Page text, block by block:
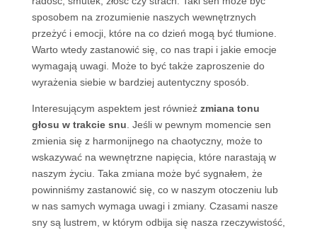
sposobem na zrozumienie naszych wewnętrznych
przeżyć i emocji, które na co dzień mogą być tłumione.
Warto wtedy zastanowić się, co nas trapi i jakie emocje
wymagają uwagi. Może to być także zaproszenie do
wyrażenia siebie w bardziej autentyczny sposób.
Interesującym aspektem jest również zmiana tonu
głosu w trakcie snu . Jeśli w pewnym momencie sen
zmienia się z harmonijnego na chaotyczny, może to
wskazywać na wewnętrzne napięcia, które narastają w
naszym życiu. Taka zmiana może być sygnałem, że
powinniśmy zastanowić się, co w naszym otoczeniu lub
w nas samych wymaga uwagi i zmiany. Czasami nasze
sny są lustrem, w którym odbija się nasza rzeczywistość,